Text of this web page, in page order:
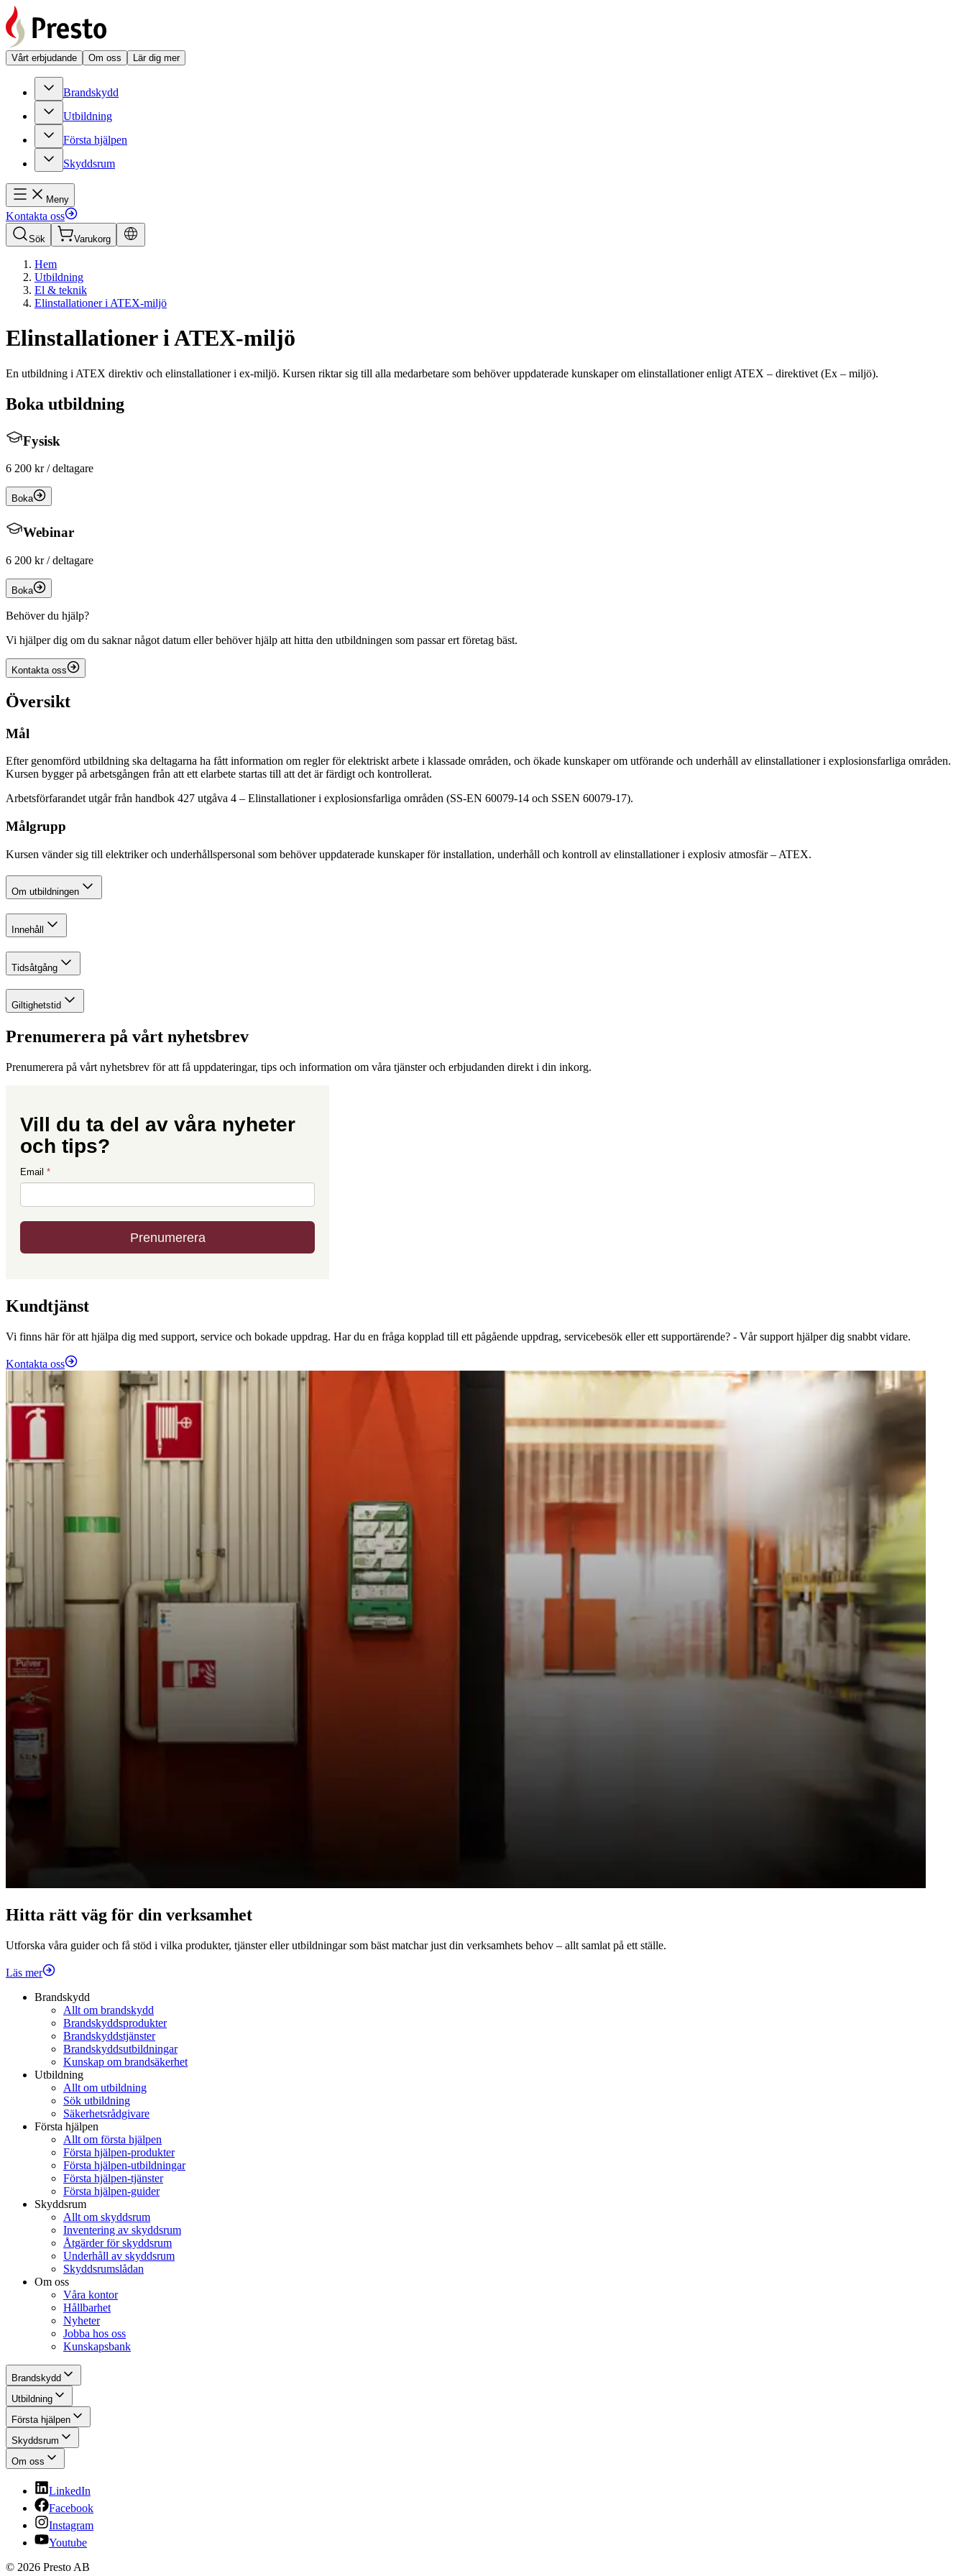
Vårt erbjudande Om oss Lär dig mer
Brandskydd
Utbildning
Första hjälpen
Skyddsrum
Meny
Kontakta oss
Sök Varukorg
Hem
Utbildning
El & teknik
Elinstallationer i ATEX-miljö
Elinstallationer i ATEX-miljö
En utbildning i ATEX direktiv och elinstallationer i ex-miljö. Kursen riktar sig till alla medarbetare som behöver uppdaterade kunskaper om elinstallationer enligt ATEX – direktivet (Ex – miljö).
Boka utbildning
Fysisk
6 200 kr/ deltagare
Boka
Webinar
6 200 kr/ deltagare
Boka
Behöver du hjälp?
Vi hjälper dig om du saknar något datum eller behöver hjälp att hitta den utbildningen som passar ert företag bäst.
Kontakta oss
Översikt
Mål
Efter genomförd utbildning ska deltagarna ha fått information om regler för elektriskt arbete i klassade områden, och ökade kunskaper om utförande och underhåll av elinstallationer i explosionsfarliga områden.
Kursen bygger på arbetsgången från att ett elarbete startas till att det är färdigt och kontrollerat.
Arbetsförfarandet utgår från handbok 427 utgåva 4 – Elinstallationer i explosionsfarliga områden (SS-EN 60079-14 och SSEN 60079-17).
Målgrupp
Kursen vänder sig till elektriker och underhållspersonal som behöver uppdaterade kunskaper för installation, underhåll och kontroll av elinstallationer i explosiv atmosfär – ATEX.
Om utbildningen
Innehåll
Tidsåtgång
Giltighetstid
Prenumerera på vårt nyhetsbrev
Prenumerera på vårt nyhetsbrev för att få uppdateringar, tips och information om våra tjänster och erbjudanden direkt i din inkorg.
Kundtjänst
Vi finns här för att hjälpa dig med support, service och bokade uppdrag. Har du en fråga kopplad till ett pågående uppdrag, servicebesök eller ett supportärende? - Vår support hjälper dig snabbt vidare.
Kontakta oss
Hitta rätt väg för din verksamhet
Utforska våra guider och få stöd i vilka produkter, tjänster eller utbildningar som bäst matchar just din verksamhets behov – allt samlat på ett ställe.
Läs mer
Brandskydd
Allt om brandskydd
Brandskyddsprodukter
Brandskyddstjänster
Brandskyddsutbildningar
Kunskap om brandsäkerhet
Utbildning
Allt om utbildning
Sök utbildning
Säkerhetsrådgivare
Första hjälpen
Allt om första hjälpen
Första hjälpen-produkter
Första hjälpen-utbildningar
Första hjälpen-tjänster
Första hjälpen-guider
Skyddsrum
Allt om skyddsrum
Inventering av skyddsrum
Åtgärder för skyddsrum
Underhåll av skyddsrum
Skyddsrumslådan
Om oss
Våra kontor
Hållbarhet
Nyheter
Jobba hos oss
Kunskapsbank
Brandskydd
Utbildning
Första hjälpen
Skyddsrum
Om oss
LinkedIn
Facebook
Instagram
Youtube
© 2026 Presto AB